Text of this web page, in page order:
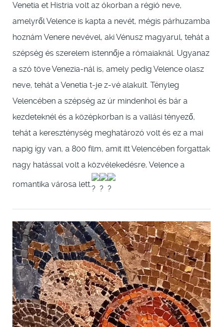
Venetia et Histria volt az ókorban a régió neve,
amelyről Velence is kapta a nevét, mégis párhuzamba
hoznám Venere nevével, aki Vénusz magyarul, tehát a
szépség és szerelem istennője a rómaiaknál. Ugyanaz
a szó töve Venezia-nál is, amely pedig Velence olasz
neve, tehát a Venetia t-je z-vé alakult. Tényleg
Velencében a szépség az úr mindenhol és bár a
kezdeteknél és a középkorban is a vallási tényező,
tehát a kereszténység meghatározó volt és ez a mai
napig így van, a 800 film, amit itt Velencében forgattak
nagy hatással volt a közvélekedésre, Velence a
romantika városa lett.